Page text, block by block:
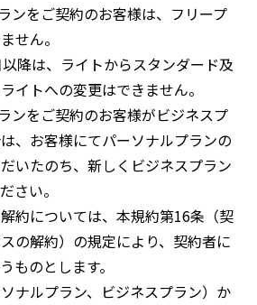
ンをご契約のお客様は、フリープ
せん。
降は、ライトからスタンダード及
イトへの変更はできません。
ンをご契約のお客様がビジネスプ
、お客様にてパーソナルプランの
いたのち、新しくビジネスプラン
さい。
約については、本規約第16条（契
の解約）の規定により、契約者に
ものとします。
ナルプラン、ビジネスプラン）か